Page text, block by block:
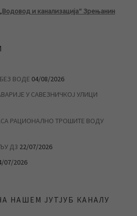
и канализација“ Зрењанин
ВОДЕ 04/08/2026
У САВЕЗНИЧКОЈ УЛИЦИ
РАЦИОНАЛНО ТРОШИТЕ ВОДУ
Д3 22/07/2026
07/2026
НАШЕМ ЈУТЈУБ КАНАЛУ